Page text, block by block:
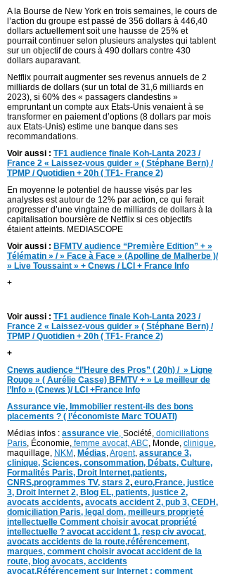
A la Bourse de New York en trois semaines, le cours de
l’action du groupe est passé de 356 dollars à 446,40
dollars actuellement soit une hausse de 25% et
pourrait continuer selon plusieurs analystes qui tablent
sur un objectif de cours à 490 dollars contre 430
dollars auparavant.
Netflix pourrait augmenter ses revenus annuels de 2
milliards de dollars (sur un total de 31,6 milliards en
2023), si 60% des « passagers clandestins »
empruntant un compte aux Etats-Unis venaient à se
transformer en paiement d’options (8 dollars par mois
aux Etats-Unis) estime une banque dans ses
recommandations.
Voir aussi : TF1 audience finale Koh-Lanta 2023 /
France 2 « Laissez-vous guider » ( Stéphane Bern) /
TPMP / Quotidien + 20h ( TF1- France 2)
En moyenne le potentiel de hausse visés par les
analystes est autour de 12% par action, ce qui ferait
progresser d’une vingtaine de milliards de dollars à la
capitalisation boursière de Netflix si ces objectifs
étaient atteints. MEDIASCOPE
Voir aussi : BFMTV audience “Première Edition” + »
Télématin » / » Face à Face » (Apolline de Malherbe )/
» Live Toussaint » + Cnews / LCI + France Info
+
Voir aussi : TF1 audience finale Koh-Lanta 2023 /
France 2 « Laissez-vous guider » ( Stéphane Bern) /
TPMP / Quotidien + 20h ( TF1- France 2)
+
Cnews audience “l’Heure des Pros” ( 20h) / » Ligne
Rouge » ( Aurélie Casse) BFMTV + » Le meilleur de
l’Info » (Cnews )/ LCI +France Info
Assurance vie, Immobilier restent-ils des bons
placements ? ( l’économiste Marc TOUATI)
Médias infos : assurance vie Société, domiciliations
Paris , Économie, femme avocat, ABC , Monde, clinique
maquillage, NKM Médias Argent, assurance 3,
clinique, Sciences, consommation, Débats, Culture,
Formalités Paris, Droit Internet,patients,
CNRS,programmes TV, stars 2, euro,France, justice
3, Droit Internet 2, Blog EL, patients, justice 2,
avocats accidents, avocats accident 2, pub 3, CEDH,
domiciliation Paris, legal dom, meilleurs proprieté
intellectuelle Comment choisir avocat propriété
intellectuelle ? avocat accident 1, resp civ avocat
avocats accidents de la route,référencement,
marques, comment choisir avocat accident de la
route, blog avocats, accidents
avocat,Référencement sur Internet : comment